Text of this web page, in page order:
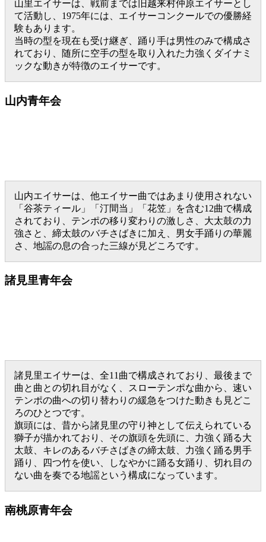
山里エイサーは、戦前までは旧越来村仲原エイサーとし
て活動し、1975年には、エイサーコンクールでの優勝経
験もあります。
当時の型を現在も受け継ぎ、踊り手は男性のみで構成さ
れており、随所に空手の型を取り入れた力強くダイナミ
ックな動きが特徴のエイサーです。
山内青年会
山内エイサーは、他エイサー曲ではあまり使用されない
「谷茶ティール」「汀間当」「花笠」を含む12曲で構成
されており、テンポの移り変わりの激しさ、大太鼓の力
強さと、締太鼓のバチさばきに加え、男女手踊りの華麗
さ、地謡の息の合った三線が見どころです。
諸見里青年会
諸見里エイサーは、全11曲で構成されており、最後まで
曲と曲との切れ目がなく、スローテンポな曲から、速い
テンポの曲への切り替わりの緩急をつけた動きも見どこ
ろのひとつです。
旗頭には、昔から諸見里の守り神として伝えられている
獅子が描かれており、その旗頭を先頭に、力強く踊る大
太鼓、キレのあるバチさばきの締太鼓、力強く踊る男手
踊り、四つ竹を使い、しなやかに踊る女踊り、切れ目の
ない曲を奏でる地謡という構成になっています。
南桃原青年会